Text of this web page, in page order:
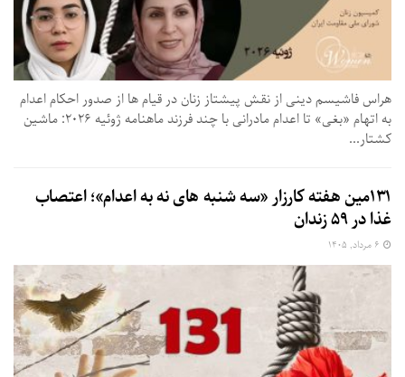
هراس فاشیسم دینی از نقش پیشتاز زنان در قیام ها از صدور احکام اعدام
به اتهام «بغی» تا اعدام مادرانی با چند فرزند ماهنامه ژوئیه ۲۰۲۶: ماشین
کشتار...
۱۳۱مین هفته کارزار «سه شنبه های نه به اعدام»؛ اعتصاب
غذا در ۵۹ زندان